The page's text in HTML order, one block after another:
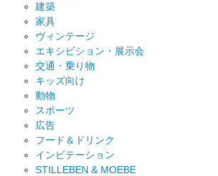
建築
家具
ヴィンテージ
エキシビション・展示会
交通・乗り物
キッズ向け
動物
スポーツ
広告
フード＆ドリンク
インビテーション
STILLEBEN & MOEBE